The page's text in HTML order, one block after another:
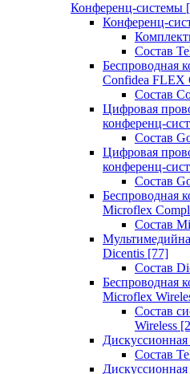
Конференц-системы
Конференц-
Состав
Беспроводная
Confidea FLEX
Состав
Цифровая
конференц-
Состав
Цифровая
конференц-
Состав
Беспроводная
Microflex
Состав
Dicentis [77]
Состав
Беспроводная
Microflex
Состав
Wireless
Состав